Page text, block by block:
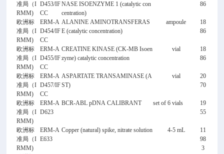
准局（I
RMM)
D453/IF
CC
NASE ISOENZYME 1 (catalytic con
centration)
86
欧洲标
准局（I
RMM)
ERM-A
D454/IF
CC
ALANINE AMINOTRANSFERAS
E (catalytic concentration)
ampoule
18
86
欧洲标
准局（I
RMM)
ERM-A
D455/IF
CC
CREATINE KINASE (CK-MB Isoen
zyme) catalytic concentration
vial
18
86
欧洲标
准局（I
RMM)
ERM-A
D457/IF
CC
ASPARTATE TRANSAMINASE (A
ST)
vial
20
70
欧洲标
准局（I
RMM)
ERM-A
D623
BCR-ABL pDNA CALIBRANT set of 6 vials
19
55
欧洲标
准局（I
RMM)
ERM-A
E633
Copper (natural) spike, nitrate solution 4-5 mL
11
98
3